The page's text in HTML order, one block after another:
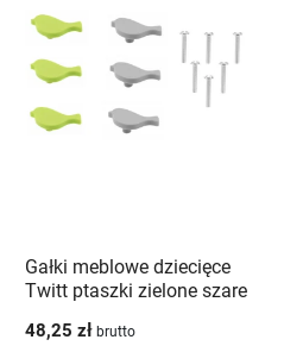
Gałki meblowe dziecięce
Twitt ptaszki zielone szare
48,25 zł brutto